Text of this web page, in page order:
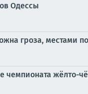
Одессы
гроза, местами
жёлто-